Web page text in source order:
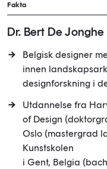
Fakta
Dr. Bert De Jonghe
Belgisk designer
innen
designforskning i
Utdannelse fra
of Design
Oslo (mastergrad
Kunstskolen
i Gent, Belgia